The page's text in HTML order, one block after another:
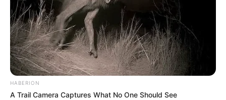
HABERION
A Trail Camera Captures What No One Should See